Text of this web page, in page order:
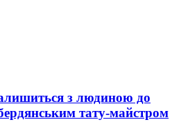
з людиною до
тату-майстром